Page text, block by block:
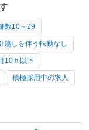
数10～29
越しを伴う転勤なし
10ｈ以下
積極採用中の求人